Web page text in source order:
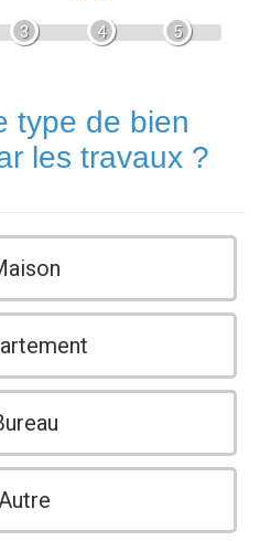
3 4 5
type de bien
les travaux ?